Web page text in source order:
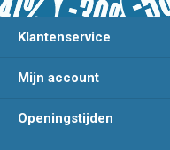
Klantenservice
Mijn account
Openingstijden